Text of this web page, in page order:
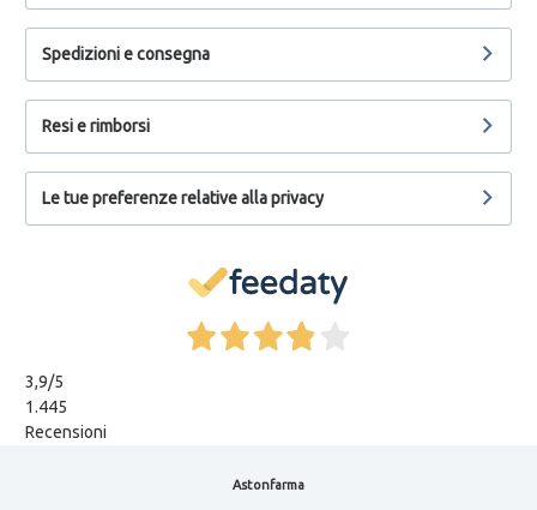
Spedizioni e consegna
Resi e rimborsi
Le tue preferenze relative alla privacy
3,9/5
1.445
Recensioni
Astonfarma